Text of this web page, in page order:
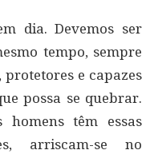
dia. Devemos ser
tempo, sempre
protetores e capazes
possa se quebrar.
têm essas
arriscam-se no